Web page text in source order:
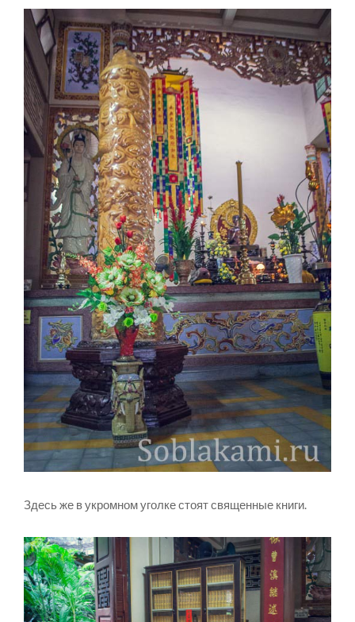
Здесь же в укромном уголке стоят священные книги.